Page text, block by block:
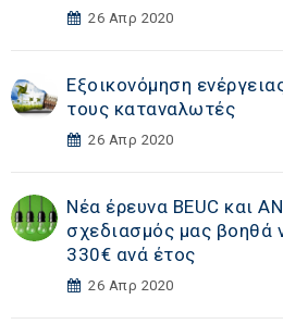
26 Απρ 2020
Εξοικονόμηση
τους καταναλωτές
26 Απρ 2020
Νέα έρευνα BEUC και
σχεδιασμός μας βοηθά
330€ ανά έτος
26 Απρ 2020